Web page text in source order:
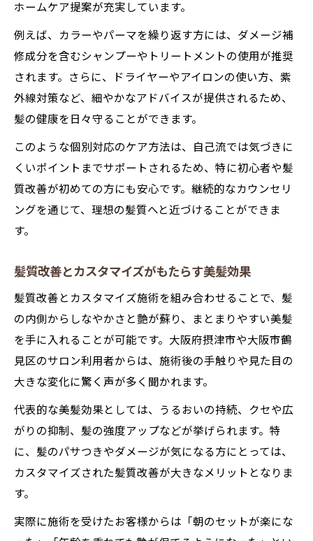
ホームケア提案が充実しています。
例えば、カラーやパーマを繰り返す方には、ダメージ補
修成分を含むシャンプーやトリートメントの使用が推奨
されます。さらに、ドライヤーやアイロンの使い方、紫
外線対策など、細やかなアドバイスが提供されるため、
髪の健康を日々守ることができます。
このような個別対応のケア方法は、自己流では気づきに
くいポイントまでサポートされるため、特に初心者や髪
質改善が初めての方にも安心です。継続的なカウンセリ
ングを通じて、理想の髪質へと近づけることができま
す。
髪質改善とカスタマイズがもたらす美髪効果
髪質改善とカスタマイズ施術を組み合わせることで、髪
の内側からしなやかさと艶が蘇り、まとまりやすい美髪
を手に入れることが可能です。大阪府摂津市や大阪市鶴
見区のサロン利用者からは、施術後の手触りや見た目の
大きな変化に驚く声が多く聞かれます。
代表的な美髪効果としては、うるおいの持続、クセや広
がりの抑制、髪の強度アップなどが挙げられます。特
に、髪のパサつきやダメージが気になる方にとっては、
カスタマイズされた髪質改善が大きなメリットとなりま
す。
実際に施術を受けたお客様からは「朝のセットが楽にな